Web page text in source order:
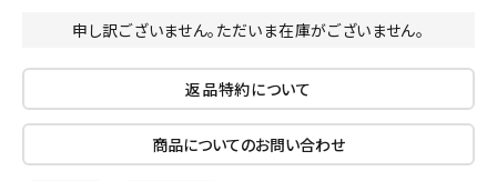
申し訳ございません。ただいま在庫がございません。
返品特約について
商品についてのお問い合わせ